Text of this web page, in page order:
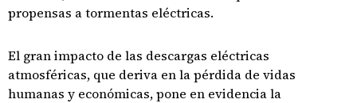
propensas a tormentas eléctricas.
El gran impacto de las descargas eléctricas
atmosféricas, que deriva en la pérdida de vidas
humanas y económicas, pone en evidencia la